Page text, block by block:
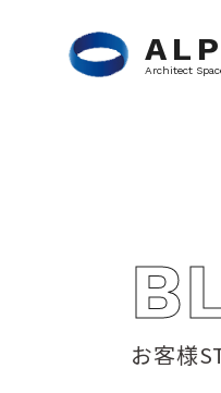
Architect
お客様